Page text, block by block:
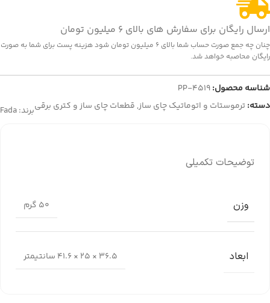
ارسال رایگان برای سفارش های بالای 6 میلیون تومان
چنان چه جمع صورت حساب شما بالای 6 میلیون تومان شود هزینه پست برای شما به صورت
رایگان محاصبه خواهد شد.
شناسه محصول:PP-4519
دسته:ترموستات و اتوماتیک چای ساز, قطعات چای ساز و کتری برقیبرند:Fada
توضیحات تکمیلی
وزن 50 گرم
ابعاد 36.5 × 25 × 41.6 سانتیمتر